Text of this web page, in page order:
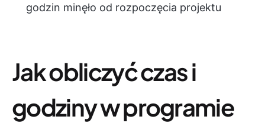
godzin minęło od rozpoczęcia projektu
Jak obliczyć czas i
godziny w programie